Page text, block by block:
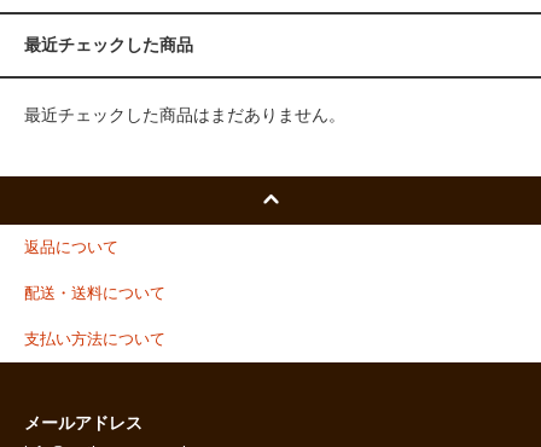
最近チェックした商品
最近チェックした商品はまだありません。
返品について
配送・送料について
支払い方法について
メールアドレス